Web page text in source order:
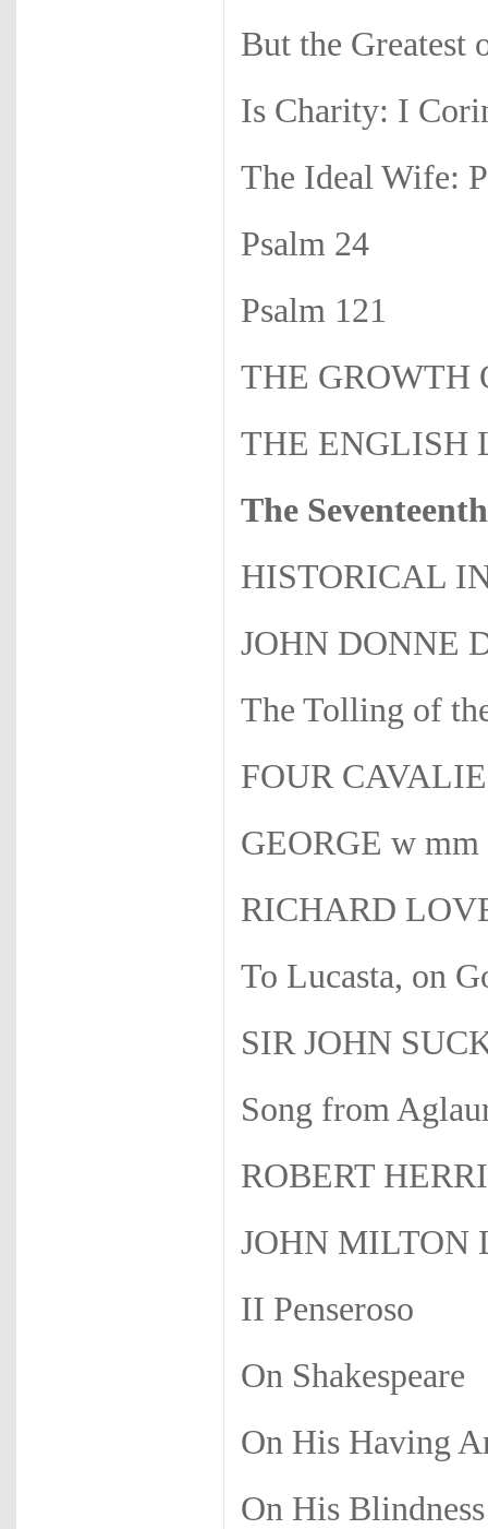
But the Greatest
Is Charity: I
The Ideal Wife:
Psalm 24
Psalm 121
THE GROWTH
THE ENGLISH
The
HISTORICAL
JOHN DONNE
The Tolling of
FOUR
GEORGE w
RICHARD
To Lucasta, on
SIR JOHN
Song from
ROBERT
JOHN MILTON
II Penseroso
On Shakespeare
On His Having
On His Blindness